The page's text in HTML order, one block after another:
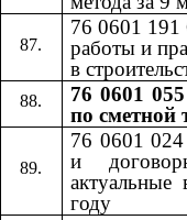
76 0601​​ 191​​
работы и
в
76 0601 055
по сметной
76 0601 024
и
году